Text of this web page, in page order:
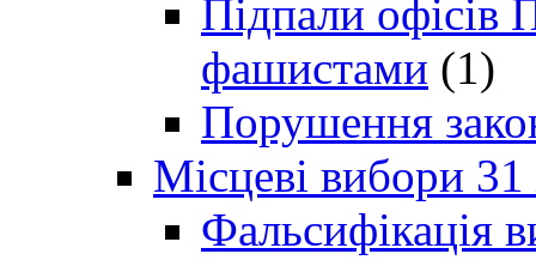
Підпали офісів
фашистами (1)
Порушення
Місцеві вибори
Фальсифікація